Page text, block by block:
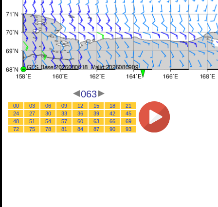
063
00 03 06 09 12 15 18
21
24
27 30 33 36 39 42
45
48
51 54 57 60 63 66
69
72
75 78 81 84 87 90 93